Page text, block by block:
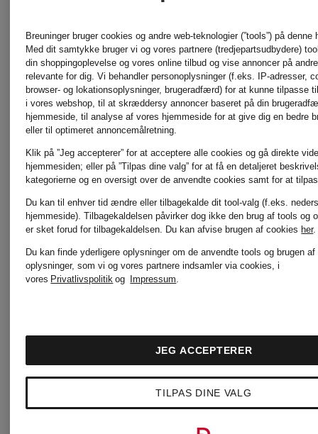
HERZEN'S
ANGELEGENHEIT
INUIKII
Jellycat
Joseph
KENNEL &
SCHMENGER
RINO &
PELLE
SKIMS
Smith
Breuninger bruger cookies og andre web-teknologier (”tools”) på denne
Med dit samtykke bruger vi og vores partnere (tredjepartsudbydere)
din shoppingoplevelse og vores online tilbud og vise annoncer på
relevante for dig. Vi behandler personoplysninger (f.eks. IP-adresser,
browser- og lokationsoplysninger, brugeradfærd) for at kunne tilpasse
i vores webshop, til at skræddersy annoncer baseret på din
hjemmeside, til analyse af vores hjemmeside for at give dig en bedre
eller til optimeret annoncemålretning.
Klik på ”Jeg accepterer” for at acceptere alle cookies og gå direkte
hjemmesiden; eller på ”Tilpas dine valg” for at få en detaljeret
kategorierne og en oversigt over de anvendte cookies samt for at
Du kan til enhver tid ændre eller tilbagekalde dit tool-valg (f.eks.
hjemmeside). Tilbagekaldelsen påvirker dog ikke den brug af tools og
er sket forud for tilbagekaldelsen. Du kan afvise brugen af cookies her.
Du kan finde yderligere oplysninger om de anvendte tools og brugen af
oplysninger, som vi og vores partnere indsamler via cookies, i
vores Privatlivspolitik og Impressum.
TILPAS DINE VALG
JEG ACCEPTERER